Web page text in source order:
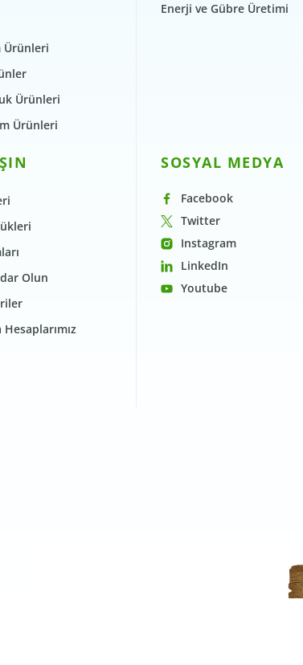
Ürünleri
Ürünleri
Ürünleri
Enerji ve Gübre Üretimi
Olun
SOSYAL MEDYA
Facebook
Twitter
Instagram
LinkedIn
Youtube